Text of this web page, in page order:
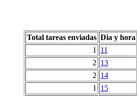
Total tareas enviadas Dia y hora
1
11
2 13
2 14
1
15